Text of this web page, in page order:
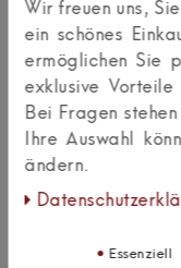
überprüfen und
Beanstandungen
Kommen Sie dem
Auswirkung auf
(4)Soweit ein
dann als
Wir freuen uns,
ein schönes
ermöglichen Sie
exklusive
Bei Fragen
Ihre Auswahl
ändern.
Essenziell